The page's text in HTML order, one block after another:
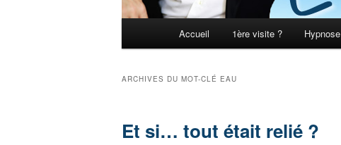
Aller au contenu principal
Aller au contenu secondaire
Accueil 1ère visite ? Hypnose
ARCHIVES DU MOT-CLÉ EAU
Et si… tout était relié ?